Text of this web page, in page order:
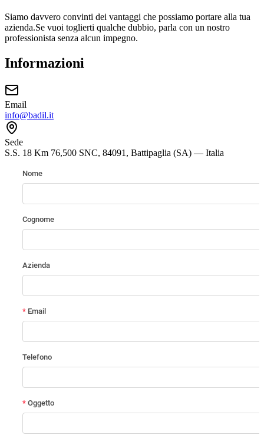
Siamo davvero convinti dei vantaggi che possiamo portare alla tua
azienda.Se vuoi toglierti qualche dubbio, parla con un nostro
professionista senza alcun impegno.
Informazioni
Email
info@badil.it
Sede
S.S. 18 Km 76,500 SNC, 84091, Battipaglia (SA) — Italia